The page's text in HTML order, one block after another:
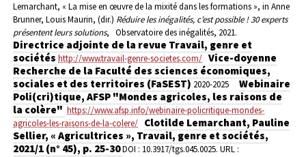
Lemarchant, « La mise en œuvre de la mixité dans les formations », in Anne
Brunner, Louis Maurin, (dir.) Réduire les inégalités, c’est possible ! 30 experts
présentent leurs solutions, Observatoire des inégalités, 2021.
Directrice adjointe de la revue Travail, genre et
sociétés http://www.travail-genre-societes.com/ Vice-doyenne
Recherche de la Faculté des sciences économiques,
sociales et des territoires (FaSEST) 2020-2025
Webinaire
Poli(cri)tique, AFSP "Mondes agricoles, les raisons de
la colère" https://www.afsp.info/webinaire-policritique-mondes-
agricoles-les-raisons-de-la-colere/ Clotilde Lemarchant, Pauline
Sellier, « Agricultrices », Travail, genre et sociétés,
2021/1 (n° 45), p. 25-30DOI : 10.3917/tgs.045.0025. URL :